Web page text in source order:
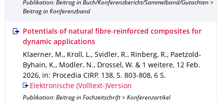
Publikation: Beitrag in Buch/Konferenzbericht/Sammelband/Gutachten >
Beitrag in Konferenzband
Potentials of natural fibre-reinforced composites for
dynamic applications
Klaerner, M., Kroll, L., Svidler, R., Rinberg, R., Paetzold-
Byhain, K., Modler, N., Drossel, W. & 1 weitere, 12 Feb.
2026, in: Procedia CIRP. 138, S. 803-808, 6 S.
Elektronische (Volltext-)Version
Publikation: Beitrag in Fachzeitschrift > Konferenzartikel